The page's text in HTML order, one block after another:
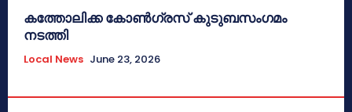
കത്തോലിക്ക കോൺഗ്രസ് കുടുബസംഗമം
നടത്തി
Local News June 23, 2026